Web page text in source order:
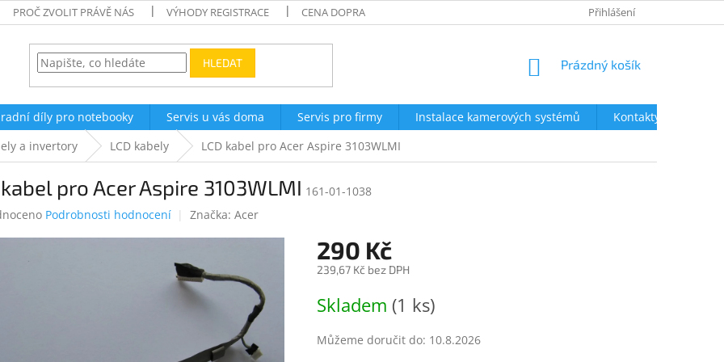
PROČ ZVOLIT PRÁVĚ NÁS VÝHODY REGISTRACE CENA DOPRAVY OBCHODNÍ PODMÍNKY
Přihlášení
HLEDAT
NÁKUPNÍ
Prázdný košík
díly pro notebooky Servis u vás doma Servis pro firmy Instalace kamerových systémů
Kontakty
a invertory LCD kabely LCD kabel pro Acer Aspire 3103WLMI
kabel pro Acer Aspire 3103WLMI 161-01-1038
Podrobnosti hodnocení Značka: Acer
290 Kč
239,67 Kč bez DPH
cena:
Skladem (1 ks)
Můžeme doručit do: 10.8.2026